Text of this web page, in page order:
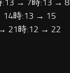
→ 7時:13 → 8
時:13 → 15
21時:12 → 22